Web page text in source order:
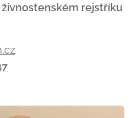
živnostenském rejstříku